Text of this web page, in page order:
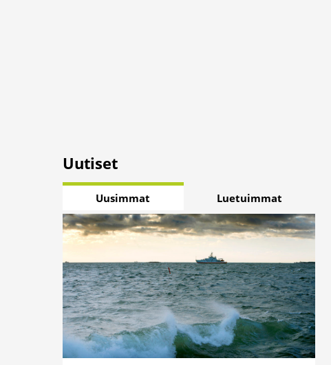
Uutiset
Uusimmat Luetuimmat